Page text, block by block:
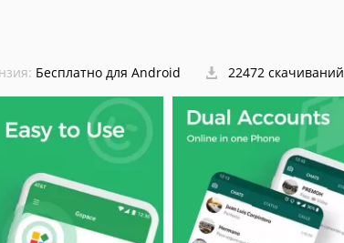
Бесплатно для Android 22472 скачиваний